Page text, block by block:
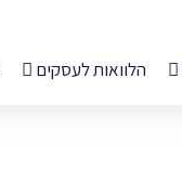
הלוואות לעסקים